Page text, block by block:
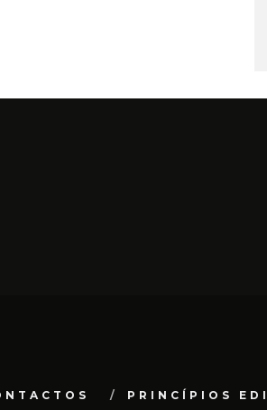
PRINCÍPIOS